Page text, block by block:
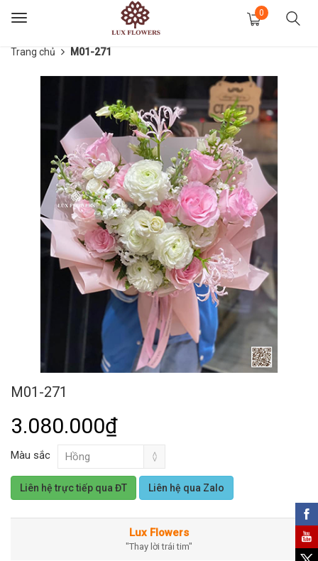
Toggle
0
Trang chủ M01-271
M01-271
3.080.000₫
Màu sắc
Liên hệ trực tiếp qua ĐT Liên hệ qua Zalo
Lux Flowers
"Thay lời trái tim"